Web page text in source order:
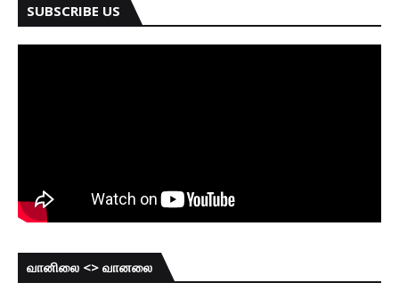
SUBSCRIBE US
வானிலை <> வானலை